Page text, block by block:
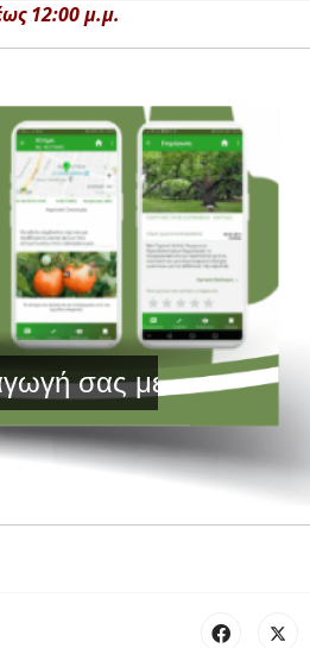
12:00 μ.μ.
με Τεχνολογία